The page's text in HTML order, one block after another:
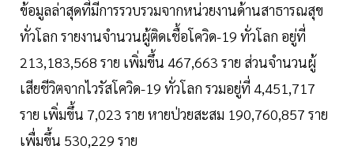
ข้อมูลล่าสุดที่มีการรวบรวมจากหน่วยงานด้านสาธารณสุข
ทั่วโลก รายงานจำนวนผู้ติดเชื้อโควิด-19 ทั่วโลก อยู่ที่
213,183,568 ราย เพิ่มขึ้น 467,663 ราย ส่วนจำนวนผู้
เสียชีวิตจากไวรัสโควิด-19 ทั่วโลก รวมอยู่ที่ 4,451,717
ราย เพิ่มขึ้น 7,023 ราย หายป่วยสะสม 190,760,857 ราย
เพื่มขึ้น 530,229 ราย